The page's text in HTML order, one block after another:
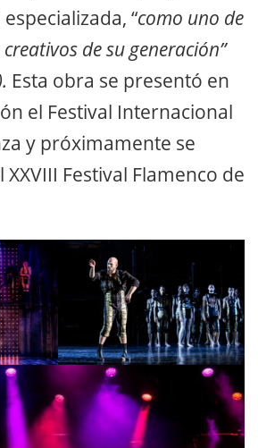
“como uno de
de su generación”
Esta obra se presentó en
el Festival Internacional
y próximamente se
Festival Flamenco de